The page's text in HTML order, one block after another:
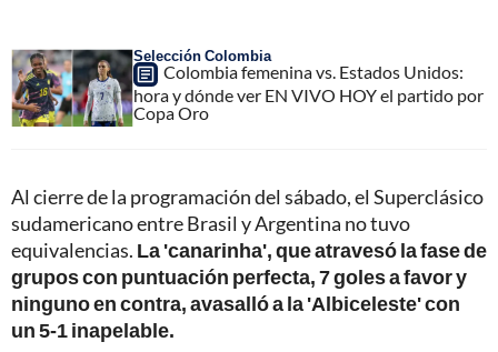
Selección Colombia
Colombia femenina vs. Estados Unidos:
hora y dónde ver EN VIVO HOY el partido por
Copa Oro
Al cierre de la programación del sábado, el Superclásico
sudamericano entre Brasil y Argentina no tuvo
equivalencias. La 'canarinha', que atravesó la fase de
grupos con puntuación perfecta, 7 goles a favor y
ninguno en contra, avasalló a la 'Albiceleste' con
un 5-1 inapelable.